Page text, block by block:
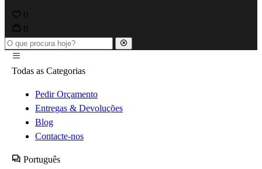
0
0
Todas as Categorias
Pedir Orçamento
Entregas & Devoluções
Blog
Contacte-nos
Português